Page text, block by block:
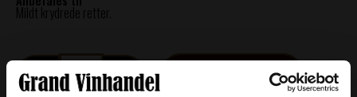
Mildt krydrede retter.
&
Tilføj til kurv